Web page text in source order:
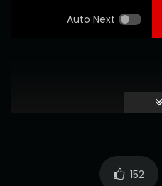
Auto Next
152